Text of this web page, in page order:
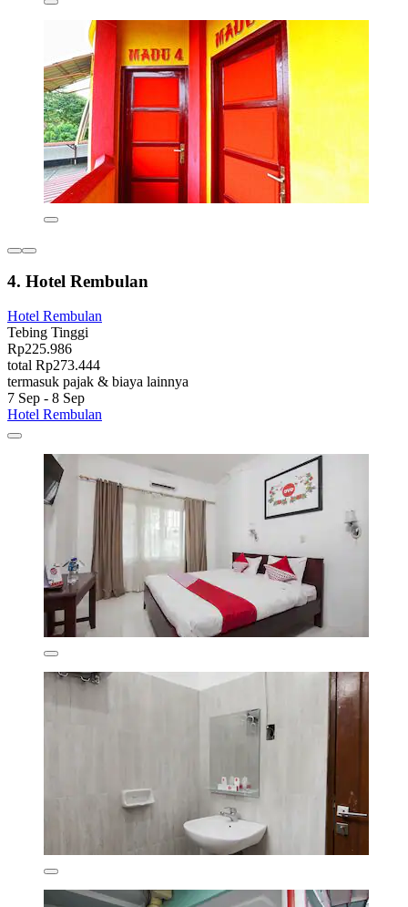
4. Hotel Rembulan
Hotel Rembulan
Tebing Tinggi
Rp225.986
total Rp273.444
termasuk pajak & biaya lainnya
7 Sep - 8 Sep
Hotel Rembulan